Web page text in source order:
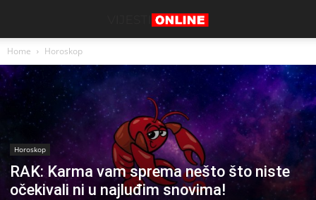
Home Horoskop
Horoskop
RAK: Karma vam sprema nešto što niste
očekivali ni u najluđim snovima!